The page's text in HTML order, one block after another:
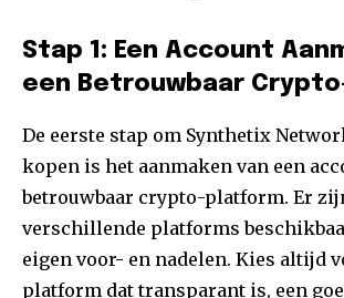
Stap 1: Een Account
een Betrouwbaar
De eerste stap om Synthetix
kopen is het aanmaken van een
betrouwbaar crypto-platform. Er
verschillende platforms
eigen voor- en nadelen. Kies altijd
platform dat transparant is, een